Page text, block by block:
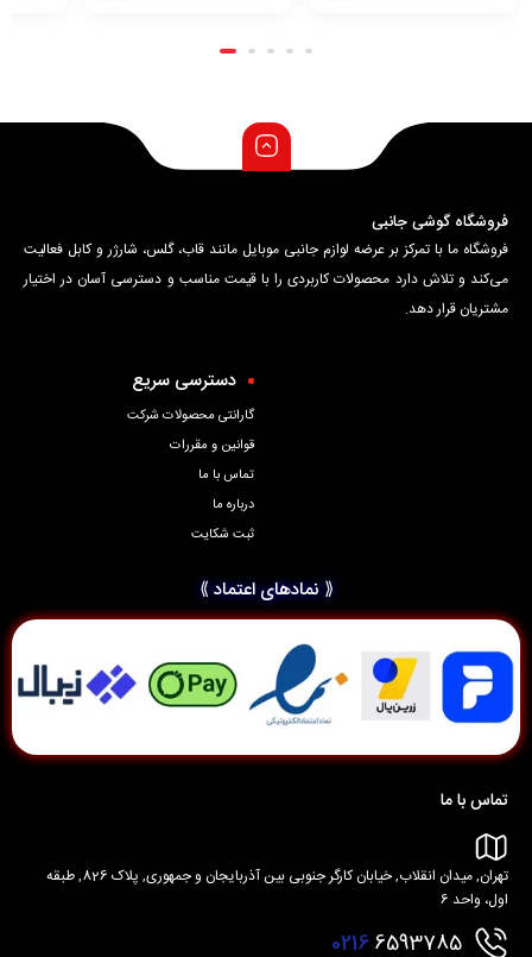
فروشگاه گوشی جانبی
فروشگاه ما با تمرکز بر عرضه لوازم جانبی موبایل مانند قاب، گلس، شارژر و کابل فعالیت
می‌کند و تلاش دارد محصولات کاربردی را با قیمت مناسب و دسترسی آسان در اختیار
مشتریان قرار دهد.
دسترسی سریع
گارانتی محصولات شرکت
قوانین و مقررات
تماس با ما
درباره ما
ثبت شکایت
⟪ نمادهای اعتماد ⟫
تماس با ما
تهران, میدان انقلاب, خیابان کارگر جنوبی بین آذربایجان و جمهوری, پلاک 826, طبقه
اول، واحد 6
02166593785